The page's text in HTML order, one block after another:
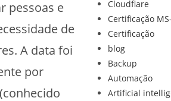
pessoas e
de
A data foi
por
(conhecido
Cloudflare
Certificação
Certificação
blog
Backup
Automação
Artificial